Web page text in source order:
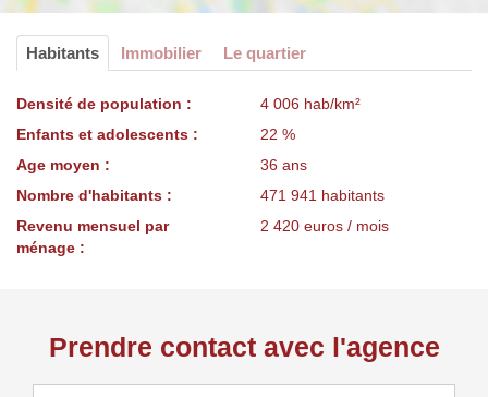
Habitants Immobilier Le quartier
Densité de population :
4 006 hab/km²
Enfants et adolescents :
22 %
Age moyen :
36 ans
Nombre d'habitants :
471 941 habitants
Revenu mensuel par
ménage :
2 420 euros / mois
Prendre contact avec l'agence